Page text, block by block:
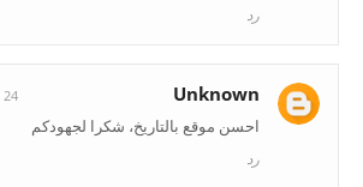
رد
Unknown 24 أكتوبر 2020 في 12:28 م
احسن موقع بالتاريخ، شكرا لجهودكم
رد